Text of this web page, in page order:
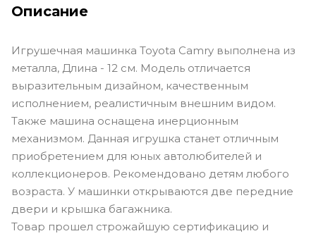
Описание
Игрушечная машинка Toyota Camry выполнена из
металла, Длина - 12 см. Модель отличается
выразительным дизайном, качественным
исполнением, реалистичным внешним видом.
Также машина оснащена инерционным
механизмом. Данная игрушка станет отличным
приобретением для юных автолюбителей и
коллекционеров. Рекомендовано детям любого
возраста. У машинки открываются две передние
двери и крышка багажника.
Товар прошел строжайшую сертификацию и